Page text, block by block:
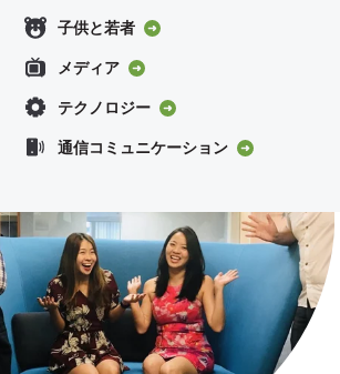
子供と若者
メディア
テクノロジー
通信コミュニケーション